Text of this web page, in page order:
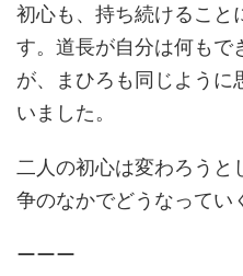
初心も、持ち続けること
す。道長が自分は何もで
が、まひろも同じように
いました。
二人の初心は変わろうと
争のなかでどうなってい
ーーー